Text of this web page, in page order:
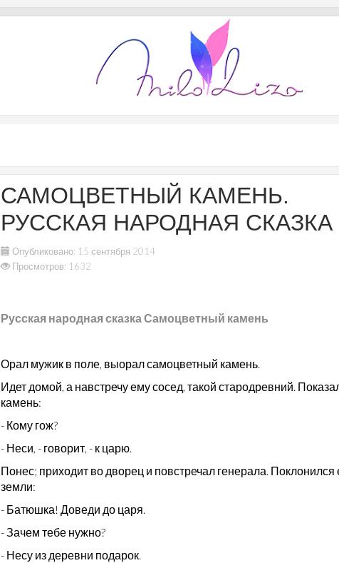
САМОЦВЕТНЫЙ КАМЕНЬ.
РУССКАЯ НАРОДНАЯ СКАЗКА
Опубликовано: 15 сентября 2014
Просмотров: 1632
Русская народная сказка Самоцветный камень
Орал мужик в поле, выорал самоцветный камень.
Идет домой, а навстречу ему сосед, такой стародревний.
камень:
- Кому гож?
- Неси, - говорит, - к царю.
Понес; приходит во дворец и повстречал генерала. Поклонился
земли:
- Батюшка! Доведи до царя.
- Зачем тебе нужно?
- Несу из деревни подарок.